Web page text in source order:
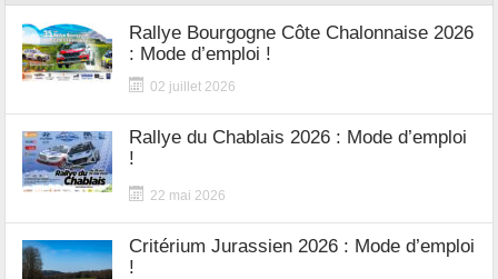
Rallye Bourgogne Côte Chalonnaise 2026
: Mode d’emploi !
02 juillet 2026
Rallye du Chablais 2026 : Mode d’emploi
!
22 mai 2026
Critérium Jurassien 2026 : Mode d’emploi
!